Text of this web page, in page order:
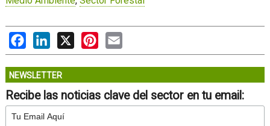
FacebookLinkedIn
X PinterestEmail
NEWSLETTER
Recibe las noticias clave del sector en tu email: